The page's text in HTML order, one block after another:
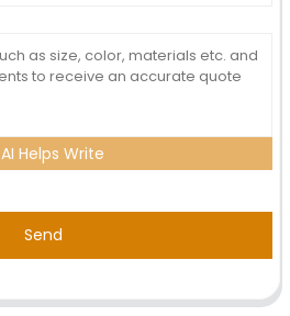
AI Helps Write
Send